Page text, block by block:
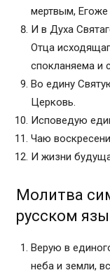
мертвым,
И в Духа
Отца
спокланяема и
Во едину
Церковь.
Исповедую
Чаю
И жизни
Молитва
русском
Верую в
неба и земли,